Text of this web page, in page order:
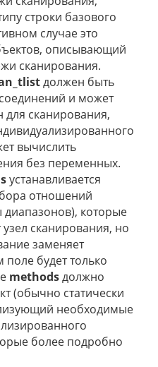
строки базового
случае это
описывающий
сканирования.
должен быть
и может
для сканирования,
вычислить
без переменных.
устанавливается
отношений
диапазонов), которые
узел сканирования, но
заменяет
поле будет только
methodsдолжно
(обычно статически
необходимые
более подробно